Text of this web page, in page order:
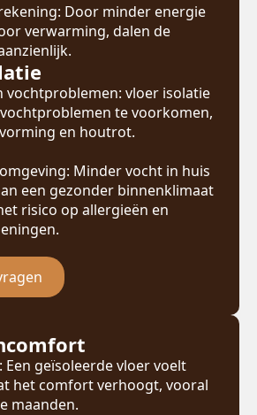
Door minder energie
verwarming, dalen de
vochtproblemen: vloer isolatie
te voorkomen,
en houtrot.
Minder vocht in huis
een gezonder binnenklimaat
risico op allergieën en
Een geïsoleerde vloer voelt
het comfort verhoogt, vooral
maanden.